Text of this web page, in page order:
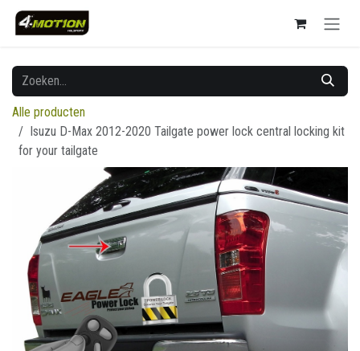
Overslaan naar inhoud
Alle producten
Isuzu D-Max 2012-2020 Tailgate power lock central locking kit
for your tailgate